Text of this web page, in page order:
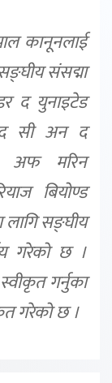
कानूनलाई
संसद्मा
द युनाइटेड
सी अन द
अफ मरिन
बियोण्ड
सङ्घीय
गरेको छ ।
गर्नुका
गरेको छ ।